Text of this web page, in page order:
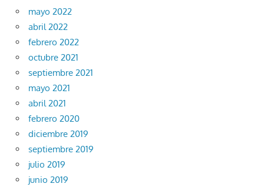
mayo 2022
abril 2022
febrero 2022
octubre 2021
septiembre 2021
mayo 2021
abril 2021
febrero 2020
diciembre 2019
septiembre 2019
julio 2019
junio 2019